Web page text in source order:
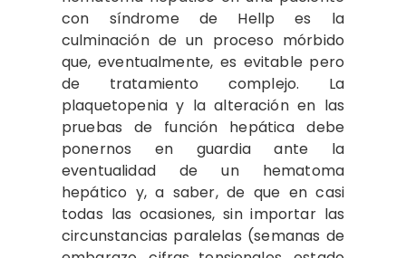
con síndrome de Hellp es la
culminación de un proceso mórbido
que, eventualmente, es evitable pero
de tratamiento complejo. La
plaquetopenia y la alteración en las
pruebas de función hepática debe
ponernos en guardia ante la
eventualidad de un hematoma
hepático y, a saber, de que en casi
todas las ocasiones, sin importar las
circunstancias paralelas (semanas de